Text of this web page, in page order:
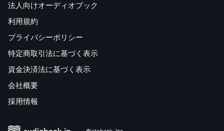
法人向けオーディオブック
利用規約
プライバシーポリシー
特定商取引法に基づく表示
資金決済法に基づく表示
会社概要
採用情報